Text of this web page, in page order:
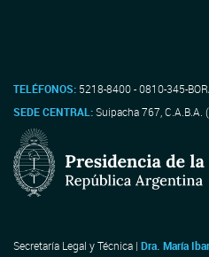
TELÉFONOS: 5218-8400 - 0810-345-
SEDE CENTRAL:Suipacha 767, C.A.B.A.
Secretaría Legal y Técnica | Dra. María